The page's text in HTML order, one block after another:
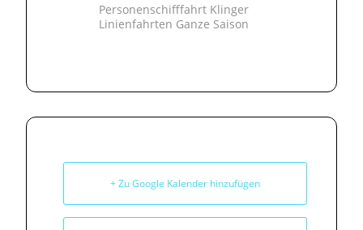
Personenschifffahrt Klinger
Linienfahrten Ganze Saison
+ Zu Google Kalender hinzufügen